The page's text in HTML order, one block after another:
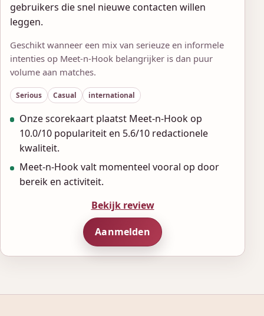
gebruikers die snel nieuwe contacten willen
leggen.
Geschikt wanneer een mix van serieuze en informele
intenties op Meet-n-Hook belangrijker is dan puur
volume aan matches.
Serious Casual international
Onze scorekaart plaatst Meet-n-Hook op
10.0/10 populariteit en 5.6/10 redactionele
kwaliteit.
Meet-n-Hook valt momenteel vooral op door
bereik en activiteit.
Bekijk review
Aanmelden